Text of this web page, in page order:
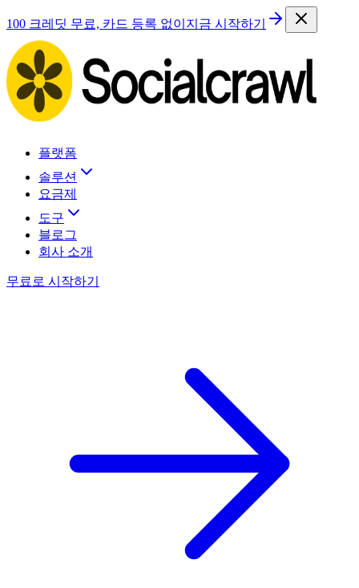
100 크레딧 무료, 카드 등록 없이 지금 시작하기
플랫폼
솔루션
요금제
도구
블로그
회사 소개
무료로 시작하기